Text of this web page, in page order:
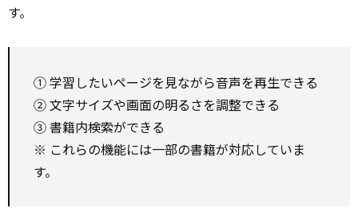
す。
① 学習したいページを見ながら音声を再生できる
② 文字サイズや画面の明るさを調整できる
③ 書籍内検索ができる
※ これらの機能には一部の書籍が対応していま
す。